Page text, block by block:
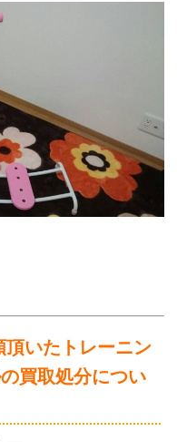
いたトレーニン
買取処分につい